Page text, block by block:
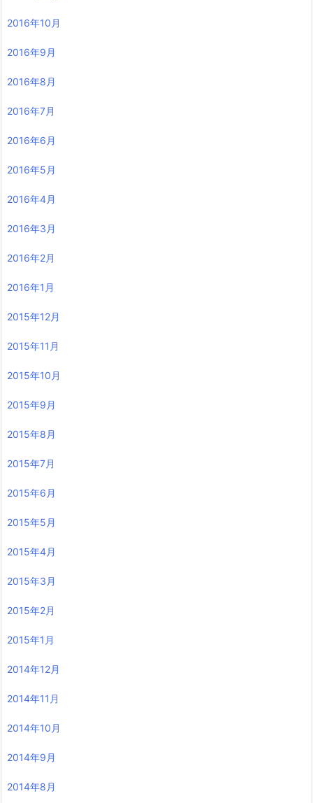
2016年10月
2016年9月
2016年8月
2016年7月
2016年6月
2016年5月
2016年4月
2016年3月
2016年2月
2016年1月
2015年12月
2015年11月
2015年10月
2015年9月
2015年8月
2015年7月
2015年6月
2015年5月
2015年4月
2015年3月
2015年2月
2015年1月
2014年12月
2014年11月
2014年10月
2014年9月
2014年8月